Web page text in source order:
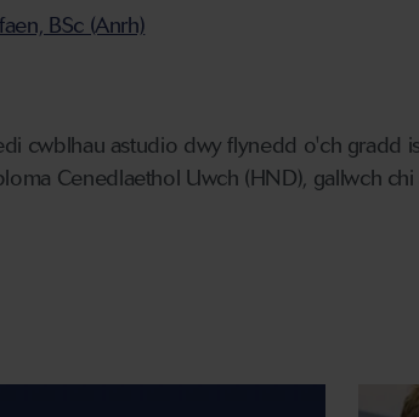
BSc (Anrh)
cwblhau astudio dwy flynedd o'ch gradd
Cenedlaethol Uwch (HND), gallwch